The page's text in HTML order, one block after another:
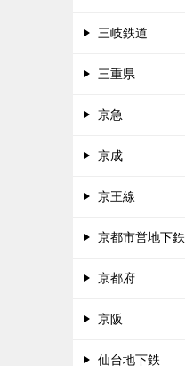
三岐鉄道
三重県
京急
京成
京王線
京都市営地下鉄
京都府
京阪
仙台地下鉄